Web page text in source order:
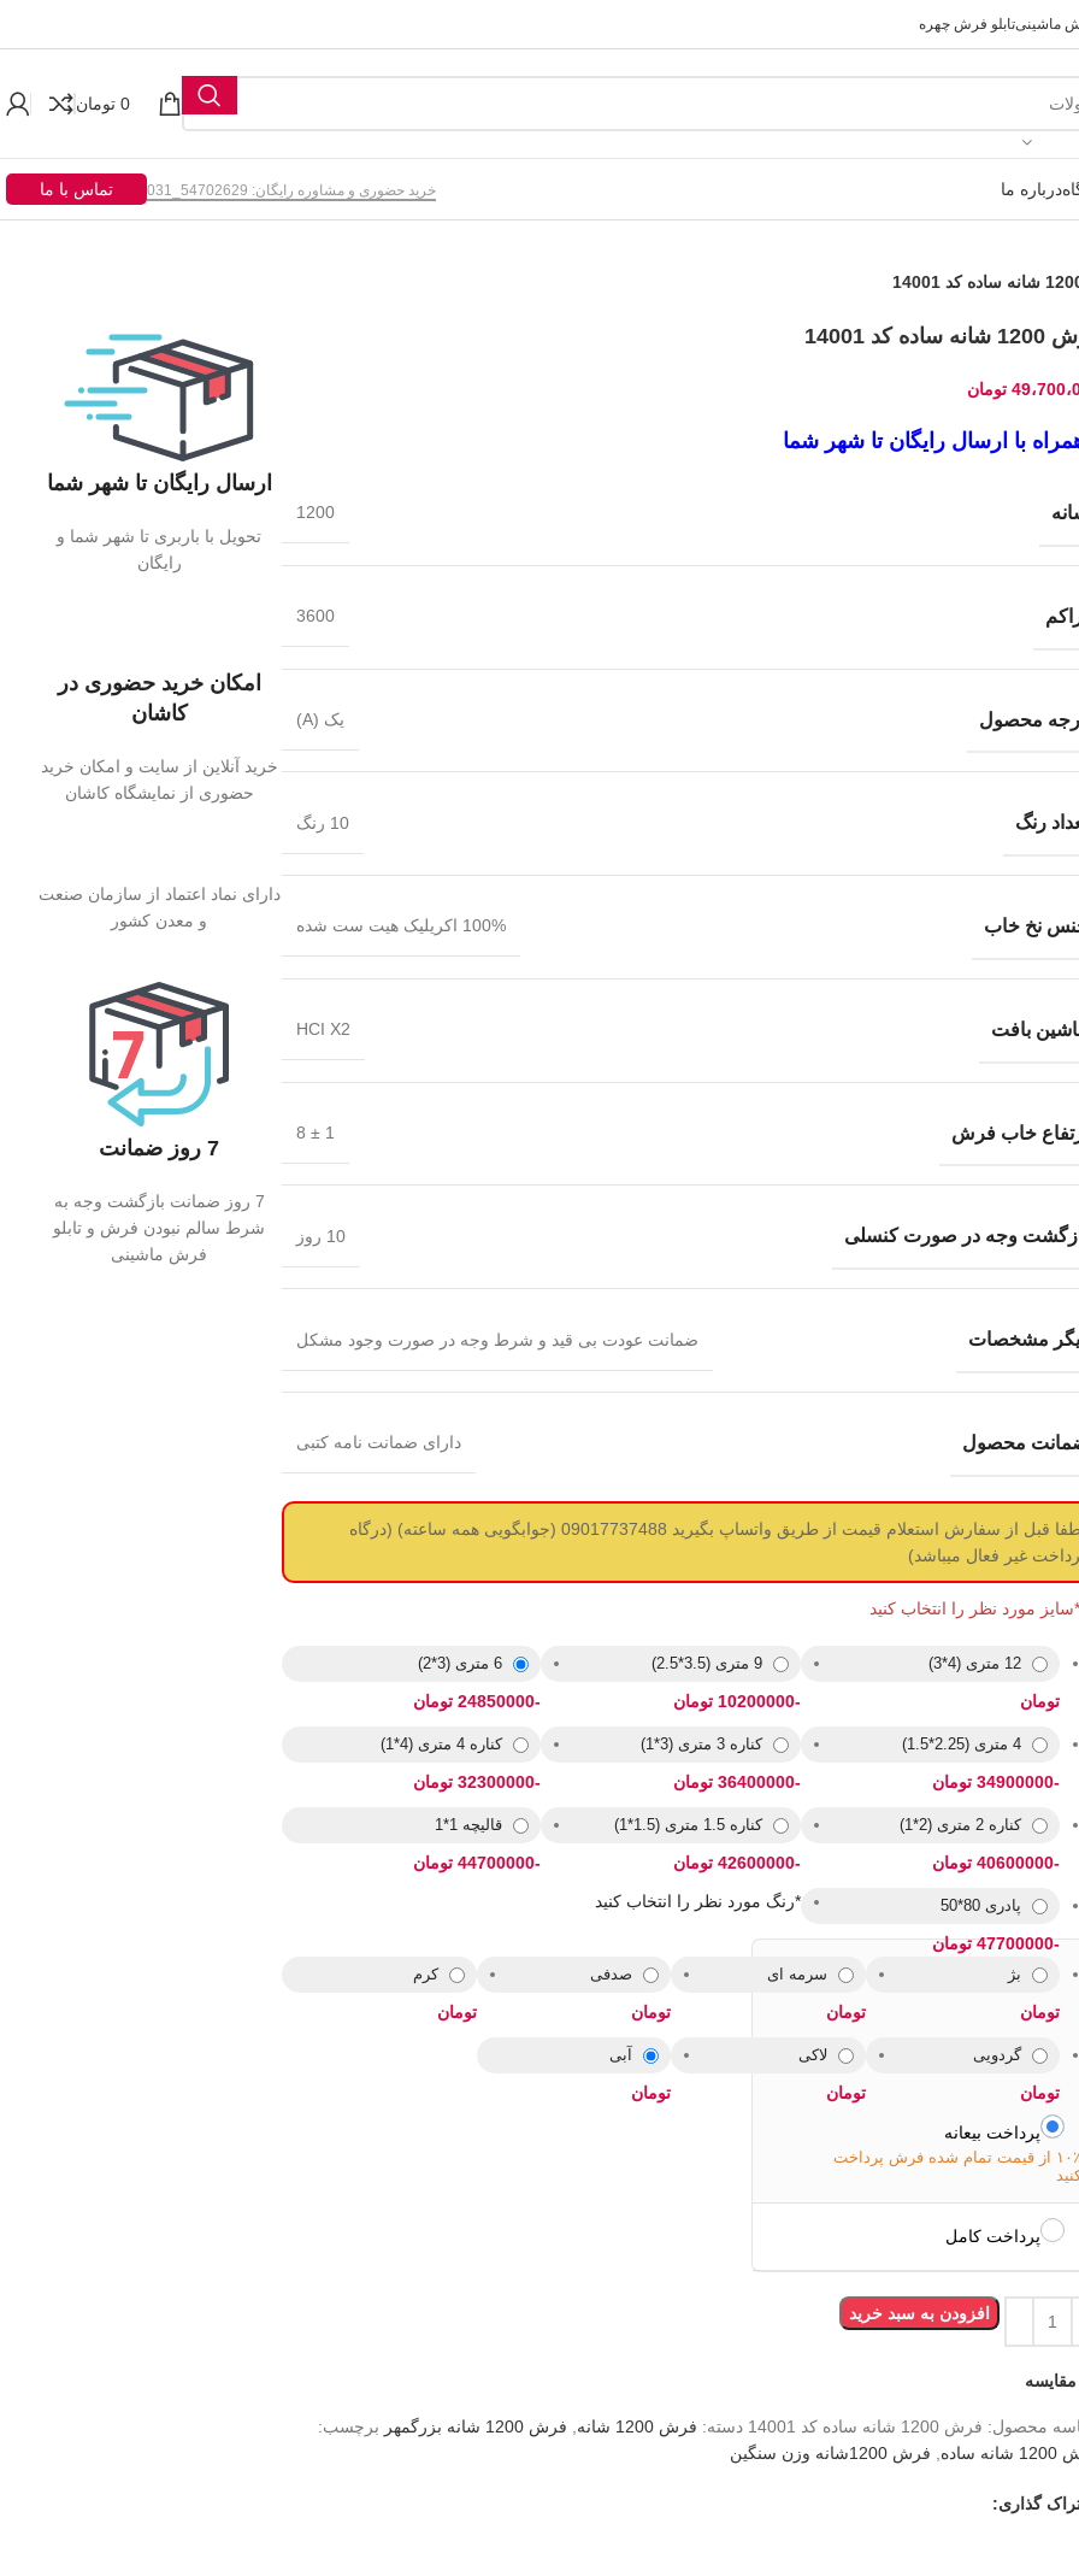
ماشینیتابلو فرش چهره
0 تومان
درباره ما خرید حضوری و مشاوره رایگان: 54702629_031 تماس با ما
کد 14001
تومان
با ارسال رایگان تا شهر شما
1200
3600
محصول یک (A)
رنگ 10 رنگ
نخ خاب 100% اکریلیک هیت ست شده
بافت HCI X2
خاب فرش 1 ± 8
وجه در صورت کنسلی 10 روز
مشخصات ضمانت عودت بی قید و شرط وجه در صورت وجود مشکل
محصول دارای ضمانت نامه کتبی
لطفا قبل از سفارش استعلام قیمت از طریق واتساپ بگیرید 09017737488 (جوابگویی همه ساعته) (درگاه
غیر فعال میباشد)
*سایز مورد نظر را انتخاب کنید
12 متری (4*3)
تومان
9 متری (3.5*2.5)
-10200000 تومان
6 متری (3*2)
-24850000 تومان
4 متری (2.25*1.5)
-34900000 تومان
کناره 3 متری (3*1)
-36400000 تومان
کناره 4 متری (4*1)
-32300000 تومان
کناره 2 متری (2*1)
-40600000 تومان
کناره 1.5 متری (1.5*1)
-42600000 تومان
قالیچه 1*1
-44700000 تومان
پادری 80*50
-47700000 تومان
*رنگ مورد نظر را انتخاب کنید
بژ
تومان
سرمه ای
تومان
صدفی
تومان
کرم
تومان
گردویی
تومان
لاکی
تومان
آبی
تومان
پرداخت بیعانه
۱۰٪ از قیمت تمام شده فرش پرداخت
پرداخت کامل
افزودن به سبد خرید
مقایسه
محصول: فرش 1200 شانه ساده کد 14001 دسته: فرش 1200 شانه فرش 1200 شانه بزرگمهر
برچسب:
ساده
فرش 1200شانه وزن سنگین
گذاری:
ارسال رایگان تا شهر شما
تحویل با باربری تا شهر شما و
رایگان
امکان خرید حضوری در
کاشان
خرید آنلاین از سایت و امکان خرید
حضوری از نمایشگاه کاشان
دارای نماد اعتماد از سازمان صنعت
و معدن کشور
7 روز ضمانت
7 روز ضمانت بازگشت وجه به
شرط سالم نبودن فرش و تابلو
فرش ماشینی